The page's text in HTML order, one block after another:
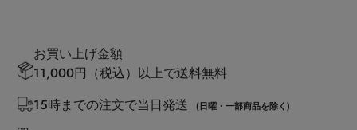
お買い上げ金額
11,000円（税込）以上で送料無料
15時までの注文で当日発送
(日曜・一部商品を除く)